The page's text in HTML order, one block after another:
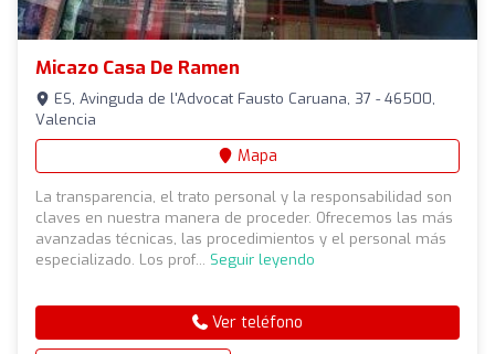
Micazo Casa De Ramen
ES, Avinguda de l'Advocat Fausto Caruana, 37 - 46500,
Valencia
Mapa
La transparencia, el trato personal y la responsabilidad son
claves en nuestra manera de proceder. Ofrecemos las más
avanzadas técnicas, las procedimientos y el personal más
especializado. Los prof... Seguir leyendo
Ver teléfono